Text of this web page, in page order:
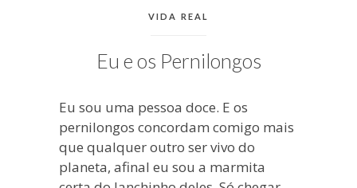
CATEGORIAS:
VIDA REAL
Eu e os Pernilongos
Eu sou uma pessoa doce. E os
pernilongos concordam comigo mais
que qualquer outro ser vivo do
planeta, afinal eu sou a marmita